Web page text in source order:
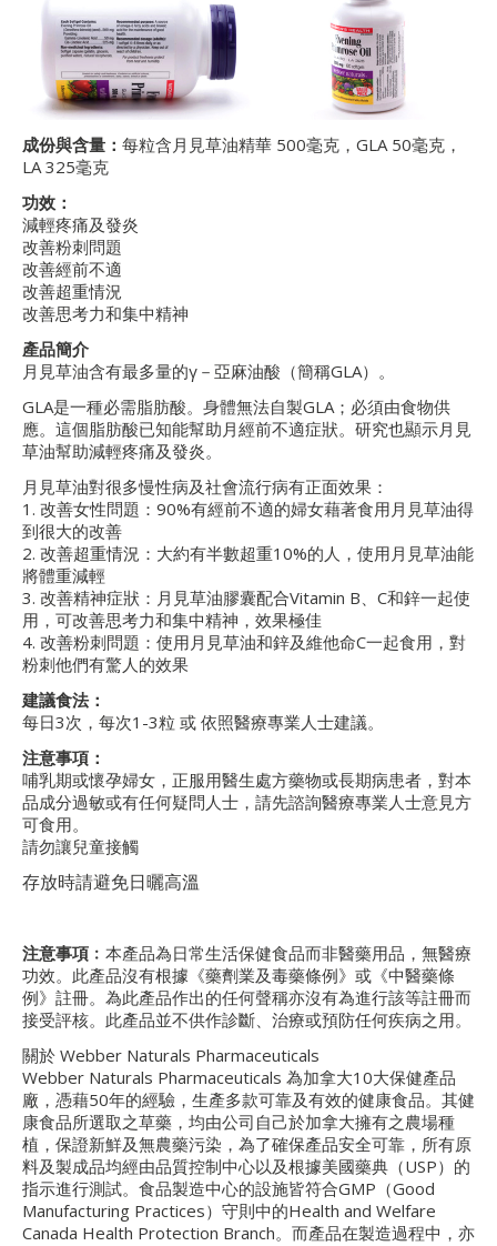
成份與含量： 每粒含月見草油精華 500毫克，GLA 50毫克，
LA 325毫克
功效：
減輕疼痛及發炎
改善粉刺問題
改善經前不適
改善超重情況
改善思考力和集中精神
產品簡介
月見草油含有最多量的γ－亞麻油酸（簡稱GLA）。
GLA是一種必需脂肪酸。身體無法自製GLA；必須由食物供
應。這個脂肪酸已知能幫助月經前不適症狀。研究也顯示月見
草油幫助減輕疼痛及發炎。
月見草油對很多慢性病及社會流行病有正面效果：
1. 改善女性問題：90%有經前不適的婦女藉著食用月見草油得
到很大的改善
2. 改善超重情況：大約有半數超重10%的人，使用月見草油能
將體重減輕
3. 改善精神症狀：月見草油膠囊配合Vitamin B、C和鋅一起使
用，可改善思考力和集中精神，效果極佳
4. 改善粉刺問題：使用月見草油和鋅及維他命C一起食用，對
粉刺他們有驚人的效果
建議食法：
每日3次，每次1-3粒 或 依照醫療專業人士建議。
注意事項：
哺乳期或懷孕婦女，正服用醫生處方藥物或長期病患者，對本
品成分過敏或有任何疑問人士，請先諮詢醫療專業人士意見方
可食用。
請勿讓兒童接觸
存放時請避免日曬高溫
注意事項﹕ 本產品為日常生活保健食品而非醫藥用品，無醫療
功效。此產品沒有根據《藥劑業及毒藥條例》或《中醫藥條
例》註冊。為此產品作出的任何聲稱亦沒有為進行該等註冊而
接受評核。此產品並不供作診斷、治療或預防任何疾病之用。
關於 Webber Naturals Pharmaceuticals
Webber Naturals Pharmaceuticals 為加拿大10大保健產品
廠，憑藉50年的經驗，生產多款可靠及有效的健康食品。其健
康食品所選取之草藥，均由公司自己於加拿大擁有之農場種
植，保證新鮮及無農藥污染，為了確保產品安全可靠，所有原
料及製成品均經由品質控制中心以及根據美國藥典（USP）的
指示進行測試。食品製造中心的設施皆符合GMP（Good
Manufacturing Practices）守則中的Health and Welfare
Canada Health Protection Branch。而產品在製造過程中，亦